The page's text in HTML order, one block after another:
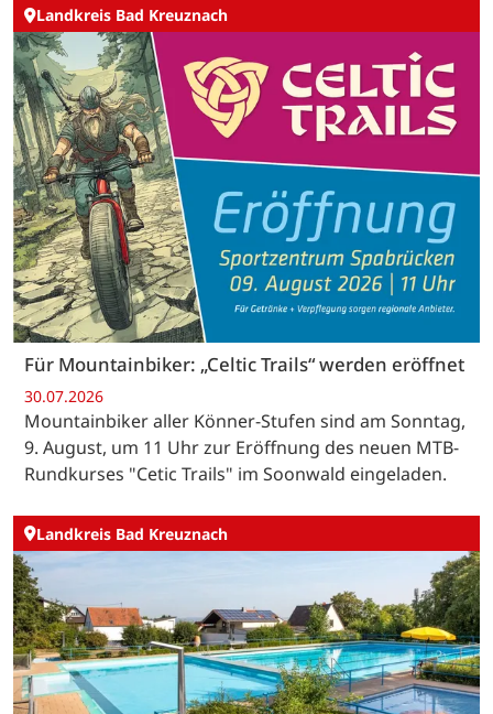
Landkreis Bad Kreuznach
Für Mountainbiker: „Celtic Trails“ werden eröffnet
30.07.2026
Mountainbiker aller Könner-Stufen sind am Sonntag,
9. August, um 11 Uhr zur Eröffnung des neuen MTB-
Rundkurses "Cetic Trails" im Soonwald eingeladen.
Landkreis Bad Kreuznach